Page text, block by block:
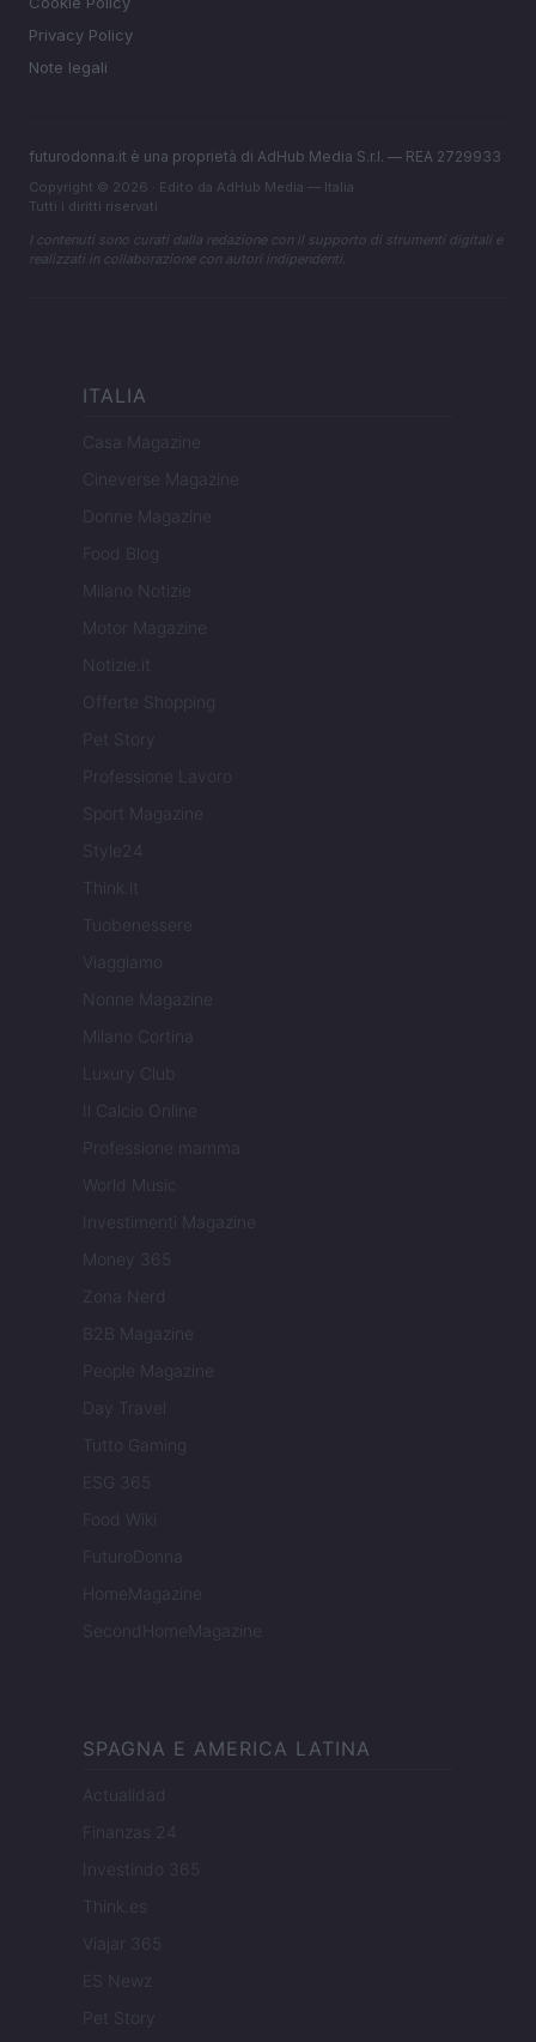
Privacy Policy
Note legali
futurodonna.it è una proprietà di AdHub Media S.r.l. — REA 2729933
Copyright © 2026 · Edito da AdHub Media — Italia
Tutti i diritti riservati
I contenuti sono curati dalla redazione con il supporto di strumenti digitali e
realizzati in collaborazione con autori indipendenti.
ITALIA
Casa Magazine
Cineverse Magazine
Donne Magazine
Food Blog
Milano Notizie
Motor Magazine
Notizie.it
Offerte Shopping
Pet Story
Professione Lavoro
Sport Magazine
Style24
Think.it
Tuobenessere
Viaggiamo
Nonne Magazine
Milano Cortina
Luxury Club
Il Calcio Online
Professione mamma
World Music
Investimenti Magazine
Money 365
Zona Nerd
B2B Magazine
People Magazine
Day Travel
Tutto Gaming
ESG 365
Food Wiki
FuturoDonna
HomeMagazine
SecondHomeMagazine
SPAGNA E AMERICA LATINA
Actualidad
Finanzas 24
Investindo 365
Think.es
Viajar 365
ES Newz
Pet Story